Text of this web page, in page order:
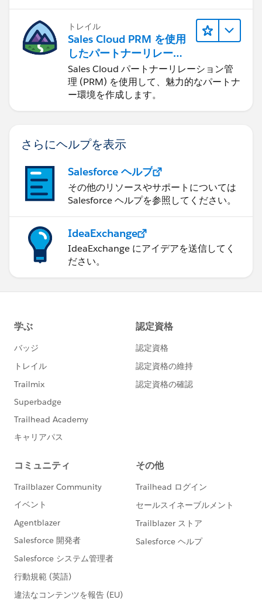
トレイル
Sales Cloud PRM を使用
したパートナーリレーシ
ョンの管理
Sales Cloud パートナーリレーション管
理 (PRM) を使用して、魅力的なパートナ
ー環境を作成します。
さらにヘルプを表示
Salesforce ヘルプ
その他のリソースやサポートについては
Salesforce ヘルプを参照してください。
IdeaExchange
IdeaExchange にアイデアを送信してく
ださい。